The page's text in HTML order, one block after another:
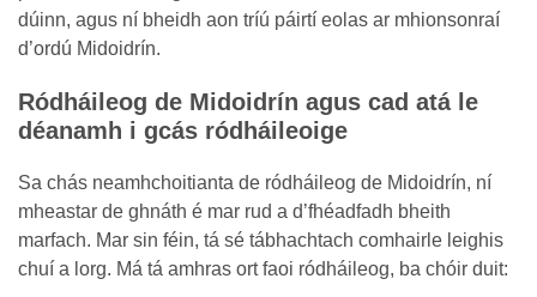
dúinn, agus ní bheidh aon tríú páirtí eolas ar mhionsonraí
d’ordú Midoidrín.
Ródháileog de Midoidrín agus cad atá le
déanamh i gcás ródháileoige
Sa chás neamhchoitianta de ródháileog de Midoidrín, ní
mheastar de ghnáth é mar rud a d’fhéadfadh bheith
marfach. Mar sin féin, tá sé tábhachtach comhairle leighis
chuí a lorg. Má tá amhras ort faoi ródháileog, ba chóir duit: